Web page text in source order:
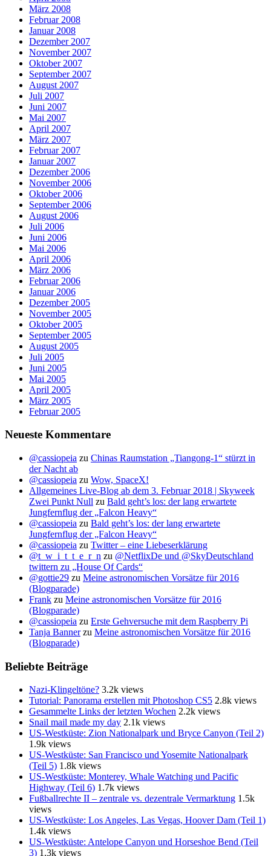
März 2008
Februar 2008
Januar 2008
Dezember 2007
November 2007
Oktober 2007
September 2007
August 2007
Juli 2007
Juni 2007
Mai 2007
April 2007
März 2007
Februar 2007
Januar 2007
Dezember 2006
November 2006
Oktober 2006
September 2006
August 2006
Juli 2006
Juni 2006
Mai 2006
April 2006
März 2006
Februar 2006
Januar 2006
Dezember 2005
November 2005
Oktober 2005
September 2005
August 2005
Juli 2005
Juni 2005
Mai 2005
April 2005
März 2005
Februar 2005
Neueste Kommentare
@cassiopeia zu Chinas Raumstation „Tiangong-1“ stürzt in
der Nacht ab
@cassiopeia zu Wow, SpaceX!
Allgemeines Live-Blog ab dem 3. Februar 2018 | Skyweek
Zwei Punkt Null zu Bald geht’s los: der lang erwartete
Jungfernflug der „Falcon Heavy“
@cassiopeia zu Bald geht’s los: der lang erwartete
Jungfernflug der „Falcon Heavy“
@cassiopeia zu Twitter – eine Liebeserklärung
@t_w_i_t_t_e_r_n zu @NetflixDe und @SkyDeutschland
twittern zu „House Of Cards“
@gottie29 zu Meine astronomischen Vorsätze für 2016
(Blogparade)
Frank zu Meine astronomischen Vorsätze für 2016
(Blogparade)
@cassiopeia zu Erste Gehversuche mit dem Raspberry Pi
Tanja Bannerzu Meine astronomischen Vorsätze für 2016
(Blogparade)
Beliebte Beiträge
Nazi-Klingeltöne? 3.2k views
Tutorial: Panorama erstellen mit Photoshop CS5 2.8k views
Gesammelte Links der letzten Wochen 2.2k views
Snail mail made my day 2.1k views
US-Westküste: Zion Nationalpark und Bryce Canyon (Teil 2)
1.9k views
US-Westküste: San Francisco und Yosemite Nationalpark
(Teil 5) 1.8k views
US-Westküste: Monterey, Whale Watching und Pacific
Highway (Teil 6) 1.7k views
Fußballrechte II – zentrale vs. dezentrale Vermarktung 1.5k
views
US-Westküste: Los Angeles, Las Vegas, Hoover Dam (Teil 1)
1.4k views
US-Westküste: Antelope Canyon und Horseshoe Bend (Teil
3) 1.3k views